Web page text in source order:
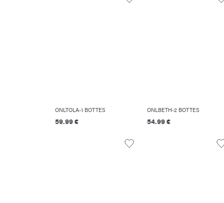
ONLTOLA-1 BOTTES
59.99 €
ONLBETH-2 BOTTES
54.99 €